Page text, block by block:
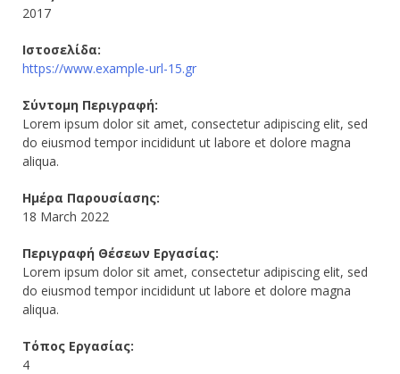
2017
Ιστοσελίδα:
https://www.example-url-15.gr
Σύντομη Περιγραφή:
Lorem ipsum dolor sit amet, consectetur adipiscing elit, sed
do eiusmod tempor incididunt ut labore et dolore magna
aliqua.
Ημέρα Παρουσίασης:
18 March 2022
Περιγραφή Θέσεων Εργασίας:
Lorem ipsum dolor sit amet, consectetur adipiscing elit, sed
do eiusmod tempor incididunt ut labore et dolore magna
aliqua.
Τόπος Εργασίας:
4